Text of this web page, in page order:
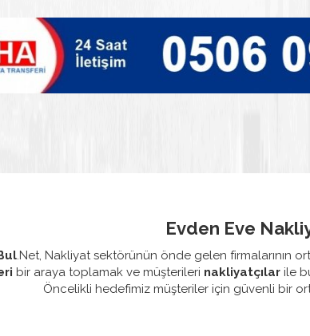
Evden Eve
.Net, Nakliyat sektörünün önde gelen firmalarının
bir araya toplamak ve müşterileri nakliyatçılarile
Öncelikli hedefimiz müşteriler için güvenli bir